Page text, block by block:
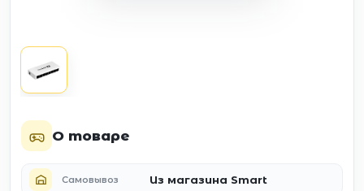
О товаре
Самовывоз Из магазина Smart